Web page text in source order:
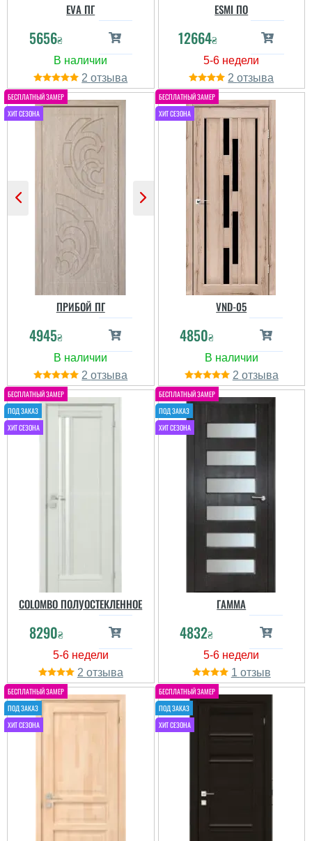
EVA ПГ
5656₴
2
ESMI ПО
12664₴
2
Пользователь не
оставил комментариев
ПРИБОЙ ПГ
4945₴
2
VND-05
4850₴
2
COLOMBO ПОЛУОСТЕКЛЕННОЕ
8290₴
2
ГАММА
4832₴
1